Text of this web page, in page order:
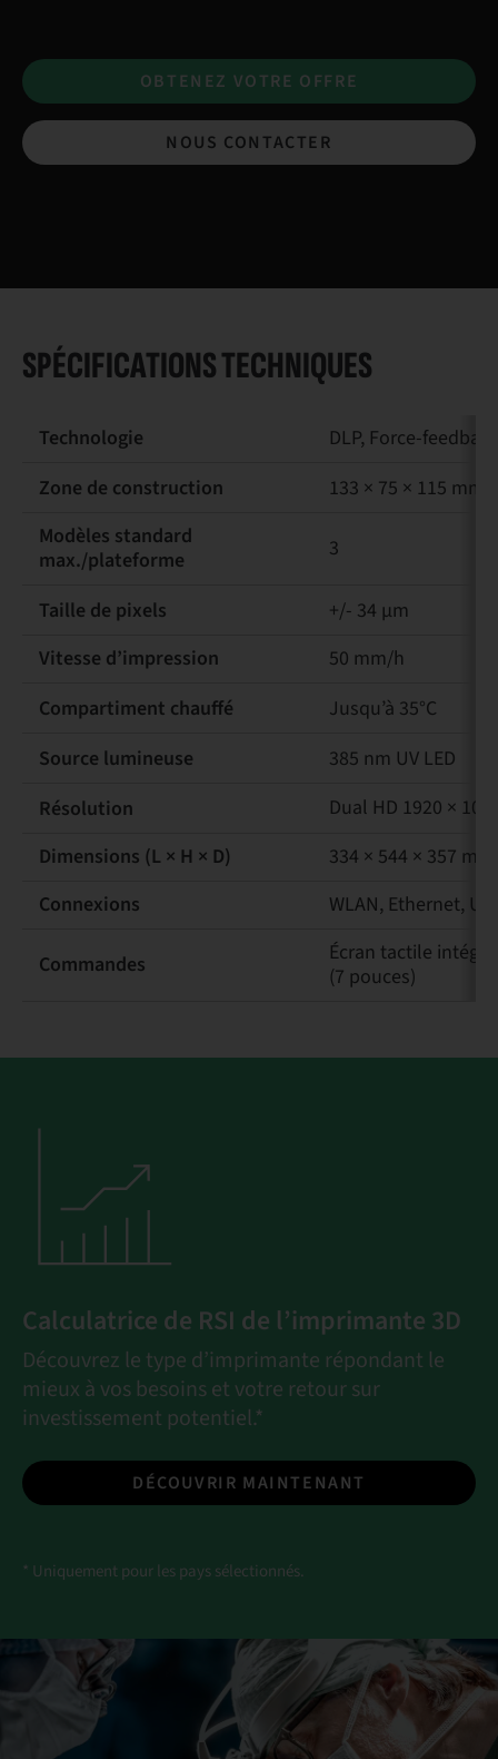
OBTENEZ VOTRE OFFRE
NOUS CONTACTER
SPÉCIFICATIONS TECHNIQUES
Technologie
DLP, Force-feedback
Zone de construction
133 × 75 × 115 mm
Modèles standard
max./plateforme
3
Taille de pixels
+/- 34 μm
Vitesse d’impression
50 mm/h
Compartiment chauffé
Jusqu’à 35°C
Source lumineuse
385 nm UV LED
Résolution
Dual HD 1920 ×
Dimensions (L × H × D)
334 × 544 × 357 mm
Connexions
WLAN, Ethernet,
Commandes
Écran tactile
(7 pouces)
Calculatrice de RSI de l’imprimante 3D
Découvrez le type d’imprimante répondant le
mieux à vos besoins et votre retour sur
investissement potentiel.*
DÉCOUVRIR MAINTENANT
* Uniquement pour les pays sélectionnés.